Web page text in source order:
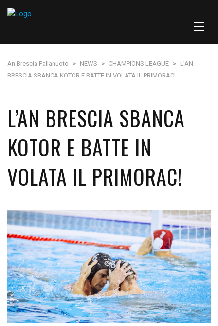
An Brescia Pallanuoto > NEWS > CHAMPIONS LEAGUE > L’AN
BRESCIA SBANCA KOTOR E BATTE IN VOLATA IL PRIMORAC!
L’AN BRESCIA SBANCA
KOTOR E BATTE IN
VOLATA IL PRIMORAC!